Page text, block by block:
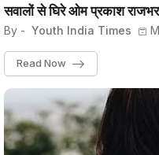
सवालों से घिरे ओम प्रकाश
By - Youth India Times
Read Now